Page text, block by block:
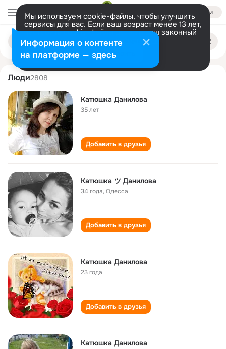
Войти
Мы используем cookie-файлы, чтобы улучшить
сервисы для вас. Если ваш возраст менее 13 лет,
настроить cookie-файлы должен ваш законный
представитель. Больше информации
Разрешить все Настроить
Поиск
людям
katyushka danilova
Люди2808
Катюшка Данилова
35 лет
Добавить в друзья
Катюшка ツ Данилова
34 года,Одесса
Добавить в друзья
Катюшка Данилова
23 года
Добавить в друзья
Катюшка Данилова
Информация о контенте
на платформе — здесь